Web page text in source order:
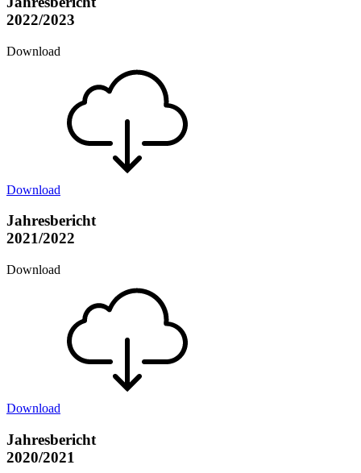
2022/2023
Download
Download
Jahresbericht
2021/2022
Download
Download
Jahresbericht
2020/2021